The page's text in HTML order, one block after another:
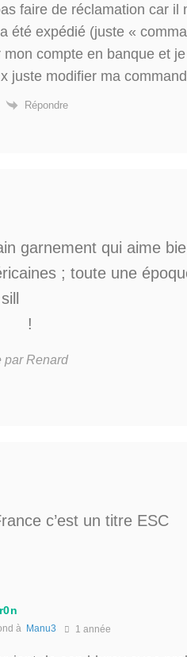
faire de réclamation car il
été expédié (juste «
mon compte en banque et
juste modifier ma
Répondre
garnement qui aime
; toute une
!
par Renard
c’est un titre ESC
à Manu3 1 année